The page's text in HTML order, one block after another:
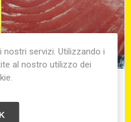
servizi. Utilizzando i
al nostro utilizzo dei